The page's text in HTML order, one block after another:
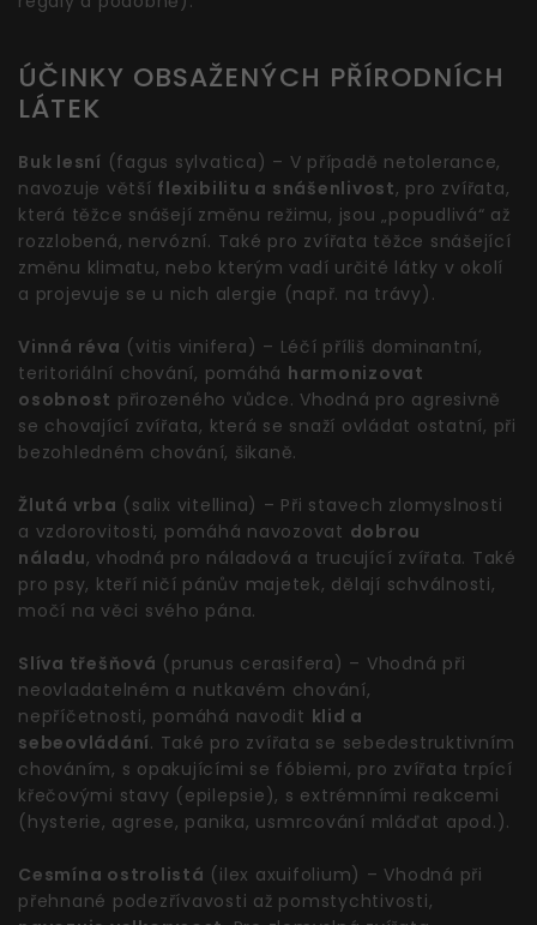
ÚČINKY OBSAŽENÝCH PŘÍRODNÍCH
LÁTEK
Buk lesní (fagus sylvatica) – V případě netolerance,
navozuje větší flexibilitu a snášenlivost, pro zvířata,
která těžce snášejí změnu režimu, jsou „popudlivá“ až
rozzlobená, nervózní. Také pro zvířata těžce snášející
změnu klimatu, nebo kterým vadí určité látky v okolí
a projevuje se u nich alergie (např. na trávy).
Vinná réva (vitis vinifera) – Léčí příliš dominantní,
teritoriální chování, pomáhá harmonizovat
osobnost přirozeného vůdce. Vhodná pro agresivně
se chovající zvířata, která se snaží ovládat ostatní, při
bezohledném chování, šikaně.
Žlutá vrba (salix vitellina) – Při stavech zlomyslnosti
a vzdorovitosti, pomáhá navozovat dobrou
náladu, vhodná pro náladová a trucující zvířata. Také
pro psy, kteří ničí pánův majetek, dělají schválnosti,
močí na věci svého pána.
Slíva třešňová (prunus cerasifera) – Vhodná při
neovladatelném a nutkavém chování,
nepříčetnosti, pomáhá navodit klid a
sebeovládání. Také pro zvířata se sebedestruktivním
chováním, s opakujícími se fóbiemi, pro zvířata trpící
křečovými stavy (epilepsie), s extrémními reakcemi
(hysterie, agrese, panika, usmrcování mláďat apod.).
Cesmína ostrolistá (ilex axuifolium) – Vhodná při
přehnané podezřívavosti až pomstychtivosti,